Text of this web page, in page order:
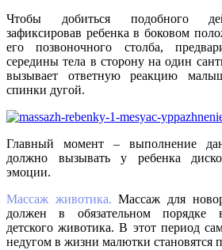
Чтобы добиться подобного
зафиксировав ребенка в боковом
его позвоночного столба,
середины тела в сторону на один
вызывает ответную реакцию
спинки дугой.
Главный момент – выполнение
должно вызывать у ребенка
эмоции.
Массаж животика. Массаж для
должен в обязательном порядке
детского животика. В этот период
недугом в жизни малютки становятся